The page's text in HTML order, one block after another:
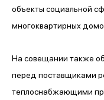
объекты социальной
многоквартирных
На совещании также
перед поставщиками
теплоснабжающими